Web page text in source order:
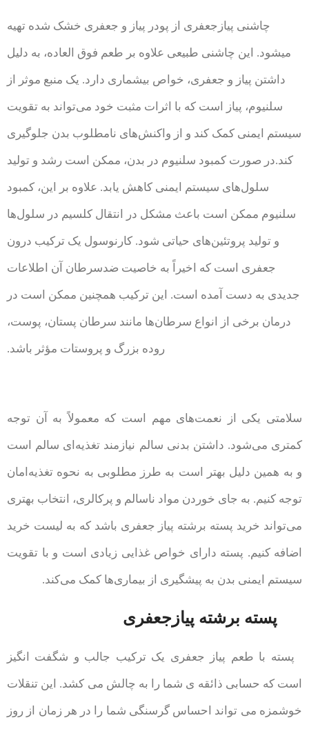
چاشنی پیازجعفری از پودر پیاز و جعفری خشک شده تهیه
میشود. این چاشنی طبیعی علاوه بر طعم فوق العاده، به دلیل
داشتن پیاز و جعفری، خواص بیشماری دارد. یک منبع موثر از
سلنیوم، پیاز است که با اثرات مثبت خود می‌تواند به تقویت
سیستم ایمنی کمک کند و از واکنش‌های نامطلوب بدن جلوگیری
کند.در صورت کمبود سلنیوم در بدن، ممکن است رشد و تولید
سلول‌های سیستم ایمنی کاهش یابد. علاوه بر این، کمبود
سلنیوم ممکن است باعث مشکل در انتقال کلسیم در سلول‌ها
و تولید پروتئین‌های حیاتی شود. کارنوسول یک ترکیب درون
جعفری است که اخیراً به خاصیت ضدسرطان آن اطلاعات
جدیدی به دست آمده است. این ترکیب همچنین ممکن است در
درمان برخی از انواع سرطان‌ها مانند سرطان پستان، پوست،
روده بزرگ و پروستات مؤثر باشد.
سلامتی یکی از نعمت‌های مهم است که معمولاً به آن توجه
کمتری می‌شود. داشتن بدنی سالم نیازمند تغذیه‌ای سالم است
و به همین دلیل بهتر است به طرز مطلوبی به نحوه تغذیه‌امان
توجه کنیم. به جای خوردن مواد ناسالم و پرکالری، انتخاب بهتری
می‌تواند خرید پسته برشته پیاز جعفری باشد که به لیست خرید
اضافه کنیم. پسته دارای خواص غذایی زیادی است و با تقویت
سیستم ایمنی بدن به پیشگیری از بیماری‌ها کمک می‌کند.
پسته برشته پیازجعفری
پسته با طعم پیاز جعفری یک ترکیب جالب و شگفت انگیز
است که حسابی ذائقه ی شما را به چالش می کشد. این تنقلات
خوشمزه می تواند احساس گرسنگی شما را در هر زمان از روز